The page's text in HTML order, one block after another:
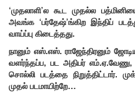
‘முதலாளி’ல கூட முதல்ல
அவங்க ‘பர்தேஷ்’ங்கிற இந்திப்
வாய்ப்பு கிடைத்தது.
நானும் எஸ்.எஸ். ராஜேந்திரனும்
வளர்ந்தப்ப, பட அதிபர் எம்.ஏ.வேணு,
சொல்லி படத்தை நிறுத்திட்டார்.
முதல் படமாயிற்றே…